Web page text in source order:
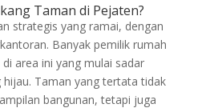
Taman di Pejaten?
strategis yang ramai, dengan
Banyak pemilik rumah
area ini yang mulai sadar
hijau. Taman yang tertata tidak
bangunan, tetapi juga